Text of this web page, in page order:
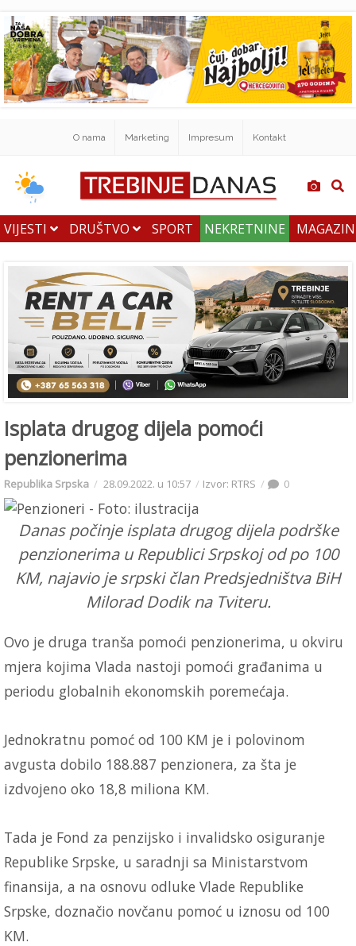
O nama Marketing Impresum Kontakt
VIJESTI DRUŠTVO SPORT NEKRETNINE
Isplata drugog dijela pomoći
penzionerima
Republika Srpska 28.09.2022. u 10:57 Izvor: RTRS 0
Danas počinje isplata drugog dijela podrške
penzionerima u Republici Srpskoj od po 100
KM, najavio je srpski član Predsjedništva BiH
Milorad Dodik na Tviteru.
Ovo je druga tranša pomoći penzionerima, u okviru
mjera kojima Vlada nastoji pomoći građanima u
periodu globalnih ekonomskih poremećaja.
Jednokratnu pomoć od 100 KM je i polovinom
avgusta dobilo 188.887 penzionera, za šta je
izdvojeno oko 18,8 miliona KM.
Tada je Fond za penzijsko i invalidsko osiguranje
Republike Srpske, u saradnji sa Ministarstvom
finansija, a na osnovu odluke Vlade Republike
Srpske, doznačio novčanu pomoć u iznosu od 100
KM.